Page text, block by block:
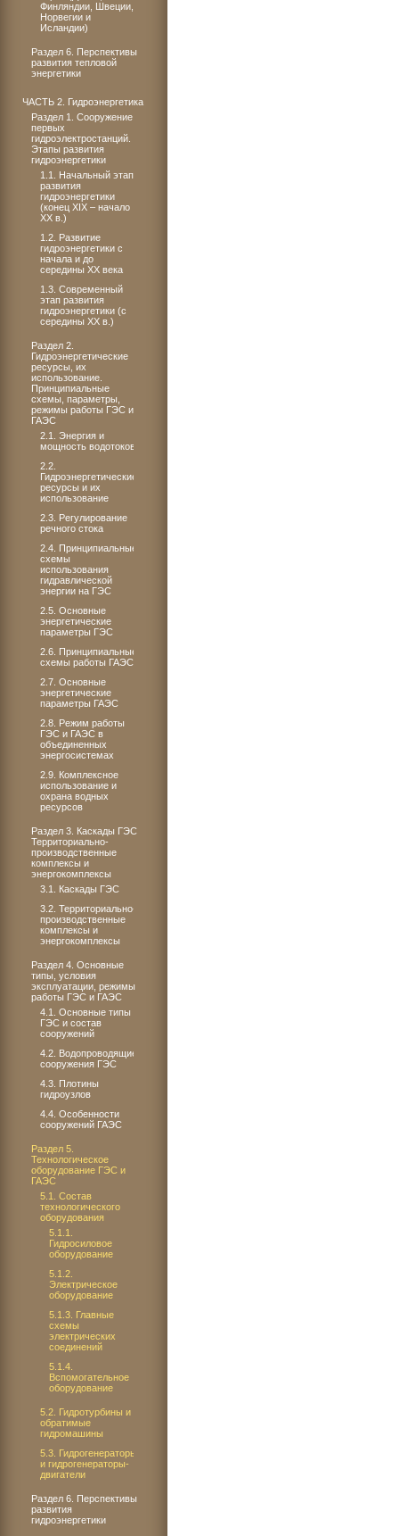
Финляндии, Швеции,
Норвегии и
Исландии)
Раздел 6. Перспективы
развития тепловой
энергетики
ЧАСТЬ 2. Гидроэнергетика
Раздел 1. Сооружение
первых
гидроэлектростанций.
Этапы развития
гидроэнергетики
1.1. Начальный этап
развития
гидроэнергетики
(конец XIX – начало
ХХ в.)
1.2. Развитие
гидроэнергетики с
начала и до
середины XX века
1.3. Современный
этап развития
гидроэнергетики (с
середины XX в.)
Раздел 2.
Гидроэнергетические
ресурсы, их
использование.
Принципиальные
схемы, параметры,
режимы работы ГЭС и
ГАЭС
2.1. Энергия и
мощность водотоков
2.2.
Гидроэнергетические
ресурсы и их
использование
2.3. Регулирование
речного стока
2.4. Принципиальные
схемы
использования
гидравлической
энергии на ГЭС
2.5. Основные
энергетические
параметры ГЭС
2.6. Принципиальные
схемы работы ГАЭС
2.7. Основные
энергетические
параметры ГАЭС
2.8. Режим работы
ГЭС и ГАЭС в
объединенных
энергосистемах
2.9. Комплексное
использование и
охрана водных
ресурсов
Раздел 3. Каскады ГЭС.
Территориально-
производственные
комплексы и
энергокомплексы
3.1. Каскады ГЭС
3.2. Территориально-
производственные
комплексы и
энергокомплексы
Раздел 4. Основные
типы, условия
эксплуатации, режимы
работы ГЭС и ГАЭС
4.1. Основные типы
ГЭС и состав
сооружений
4.2. Водопроводящие
сооружения ГЭC
4.3. Плотины
гидроузлов
4.4. Особенности
сооружений ГАЭС
Раздел 5.
Технологическое
оборудование ГЭС и
ГАЭС
5.1. Состав
технологического
оборудования
5.1.1.
Гидросиловое
оборудование
5.1.2.
Электрическое
оборудование
5.1.3. Главные
схемы
электрических
соединений
5.1.4.
Вспомогательное
оборудование
5.2. Гидротурбины и
обратимые
гидромашины
5.3. Гидрогенераторы
и гидрогенераторы-
двигатели
Раздел 6. Перспективы
развития
гидроэнергетики